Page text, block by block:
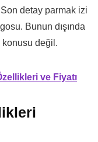
Son detay parmak izi
Bunun dışında
konusu değil.
ve Fiyatı